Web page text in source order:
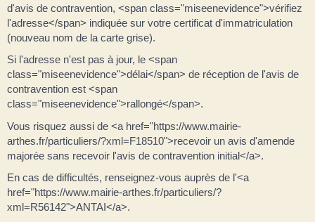
d'avis de contravention, <span class="miseenevidence">vérifiez
l'adresse</span> indiquée sur votre certificat d'immatriculation
(nouveau nom de la carte grise).
Si l'adresse n'est pas à jour, le <span
class="miseenevidence">délai</span> de réception de l'avis de
contravention est <span
class="miseenevidence">rallongé</span>.
Vous risquez aussi de <a href="https://www.mairie-
arthes.fr/particuliers/?xml=F18510">recevoir un avis d'amende
majorée sans recevoir l'avis de contravention initial</a>.
En cas de difficultés, renseignez-vous auprès de l'<a
href="https://www.mairie-arthes.fr/particuliers/?
xml=R56142">ANTAI</a>.